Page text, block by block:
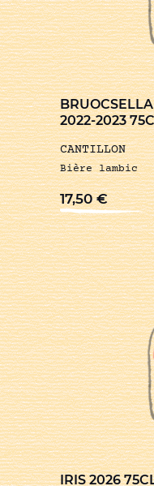
2022-2023
CANTILLON
Bière lambic
17,50€
IRIS 2026